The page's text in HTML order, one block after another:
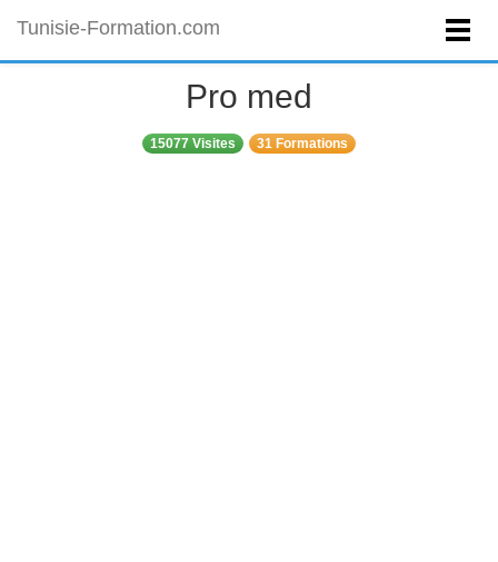
Tunisie-Formation.com
Pro med
15077 Visites 31 Formations